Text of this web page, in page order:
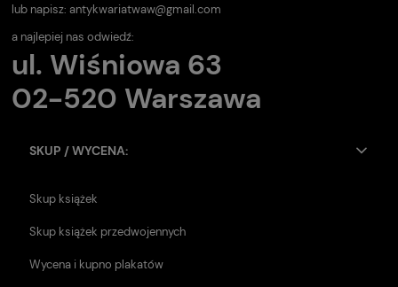
lub napisz: antykwariatwaw@gmail.com
a najlepiej nas odwiedź:
ul. Wiśniowa 63
02-520 Warszawa
SKUP / WYCENA:
Skup książek
Skup książek przedwojennych
Wycena i kupno plakatów